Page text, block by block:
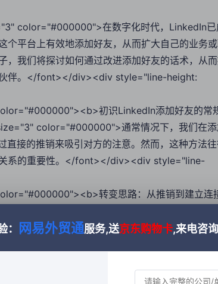
color="#000000">在数字化时代，LinkedIn已
个平台上有效地添加好友，从而扩大自己的业务
，我们将探讨如何通过改进添加好友的话术，从
伙伴。</font></div><div style="line-height:
初识LinkedIn添加好友的常
color="#000000">通常情况下，我们在添
接的推销来吸引对方的注意。然而，这种方法
关系的重要性。</font></div><div style="line-
转变思路：从推销到建立连
为了提高好友通过率，我们
的联系人、共同的兴趣或者对方的成就来引起对
方的成就，可以让对方感受到你的真诚和兴趣，
color="#000000" size="3">
实践策略</b></font><ol
网易外贸通服务,送京东购物卡,来电咨